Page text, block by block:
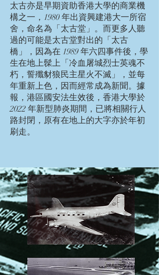
太古亦是早期資助香港大學的商業機
構之一，1980 年出資興建港大一所宿
舍，命名為「太古堂」。而更多人聽
過的可能是太古堂對出的「太古
橋」，因為在 1989 年六四事件後，學
生在地上髹上「冷血屠城烈士英魂不
朽，誓殲豺狼民主星火不滅」，並每
年重新上色，因而經常成為新聞。據
報，港區國安法生效後，香港大學於
2022 年新型肺炎期間，已將相關行人
路封閉，原有在地上的大字亦於年初
刷走。